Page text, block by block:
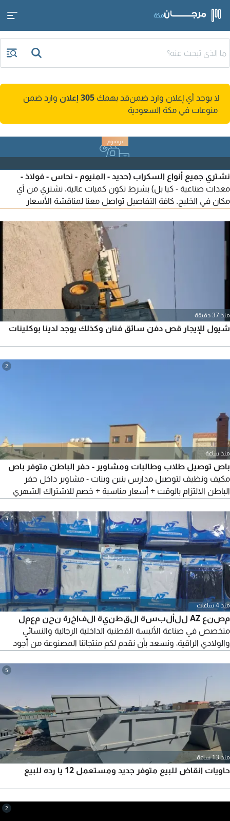
مكة
لا يوجد أي إعلان وارد ضمنقد يهمك 305 إعلان
وارد ضمن
منوعات في مكة السعودية
نشتري جميع أنواع السكراب (حديد - المنيوم - نحاس - فولاذ -
معدات صناعية - كيا بل) بشرط تكون كميات عالية. نشتري من أي
مكان في الخليج. كافة التفاصيل تواصل معنا لمناقشة الأسعار
منذ 37 دقيقة
شيول للإيجار قص دفن سائق فنان وكذلك يوجد لدينا بوكلينات
2
منذ ساعة
باص توصيل طلاب وطالبات ومشاوير - حفر الباطن متوفر باص
مكيف ونظيف لتوصيل مدارس بنين وبنات - مشاوير داخل حفر
الباطن الالتزام بالوقت + أسعار مناسبة + خصم للاشتراك الشهري
3
منذ 4 ساعات
مصنع AZ للألبسة القطنية الفاخرة نحن معمل
متخصص في صناعة الألبسة القطنية الداخلية الرجالية والنسائي
والولادي الراقية، ونسعد بأن نقدم لكم منتجاتنا المصنوعة من أجود
لمختلف الفئات العمرية. منتجاتنا ليست شعبيه لو تدور شعبي ورخيص
فطلبك ليس لدينا) لطلب الكتالوج تواصل على الرقم - جملة
5
منذ 13 ساعة
حاويات انقاض للبيع متوفر جديد ومستعمل 12 يا رده للبيع
2